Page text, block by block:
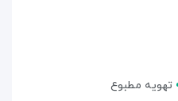
تهویه مطبوع